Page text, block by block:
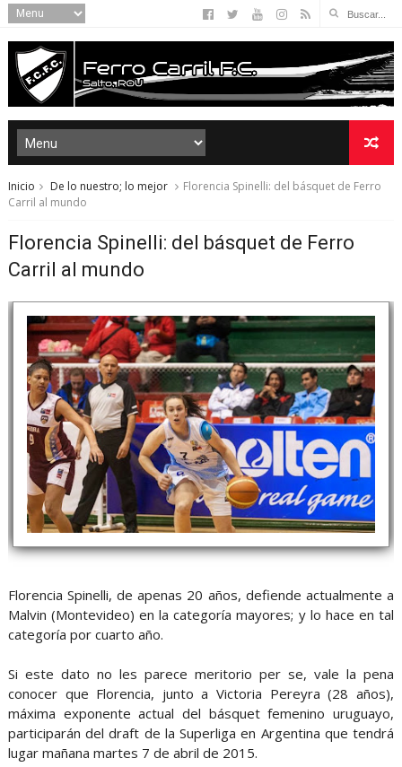
Inicio De lo nuestro; lo mejor
Florencia Spinelli: del básquet de Ferro
Carril al mundo
Florencia Spinelli: del básquet de Ferro
Carril al mundo
Florencia Spinelli, de apenas 20 años, defiende actualmente a
Malvin (Montevideo) en la categoría mayores; y lo hace en tal
categoría por cuarto año.
Si este dato no les parece meritorio per se, vale la pena
conocer que Florencia, junto a Victoria Pereyra (28 años),
máxima exponente actual del básquet femenino uruguayo,
participarán del draft de la Superliga en Argentina que tendrá
lugar mañana martes 7 de abril de 2015.